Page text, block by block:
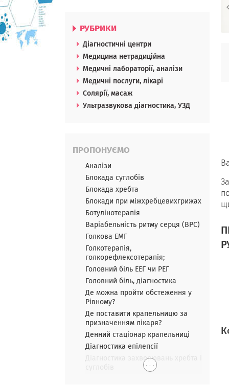
РУБРИКИ
Діагностичні центри
Медицина нетрадиційна
Медичні лабораторії, аналізи
Медичні послуги, лікарі
Солярії, масаж
Ультразвукова діагностика, УЗД
ПРОПОНУЄМО
Аналізи
Блокада суглобів
Блокада хребта
Блокади при міжхребцевихгрижах
Ботулінотерапія
Варіабельність ритму серця (ВРС)
Голкова ЕМГ
Голкотерапія,
голкорефлексотерапія;
Головний біль ЕЕГ чи РЕГ
Головний біль, діагностика
Де можна пройти обстеження у
Рівному?
Де поставити крапельницю за
призначенням лікаря?
Денний стаціонар крапельниці
Діагностика епілепсії
Діагностика захворювань хребта і
. . .